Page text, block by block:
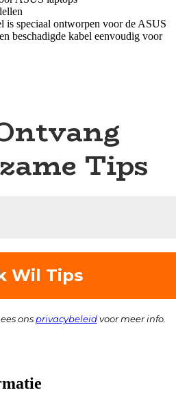
is speciaal ontworpen voor de ASUS
beschadigde kabel eenvoudig voor
Tips
ons privacybeleidvoor meer info.